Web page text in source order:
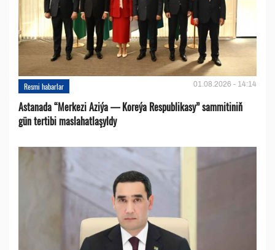
Resmi habarlar 01.08.2026 - 14:14
Astanada “Merkezi Aziýa — Koreýa Respublikasy” sammitiniň
gün tertibi maslahatlaşyldy